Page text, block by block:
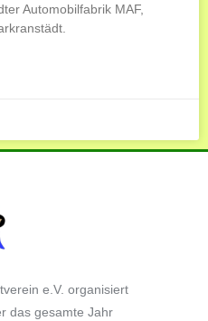
Automobilfabrik MAF,
e.V. organisiert
das gesamte Jahr